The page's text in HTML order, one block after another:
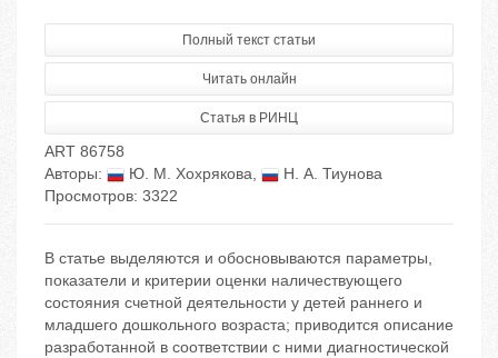
Полный текст статьи
Читать онлайн
Статья в РИНЦ
ART 86758
Авторы:
Ю. М. Хохрякова,
Н. А. Тиунова
Просмотров: 3322
В статье выделяются и обосновываются параметры,
показатели и критерии оценки наличествующего
состояния счетной деятельности у детей раннего и
младшего дошкольного возраста; приводится описание
разработанной в соответствии с ними диагностической